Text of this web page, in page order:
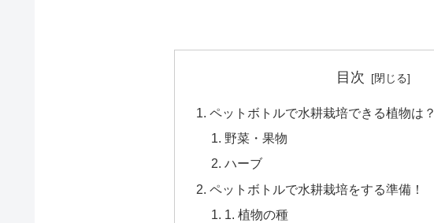
目次
ペットボトルで水耕栽培できる植物は？
野菜・果物
ハーブ
ペットボトルで水耕栽培をする準備！
1. 植物の種